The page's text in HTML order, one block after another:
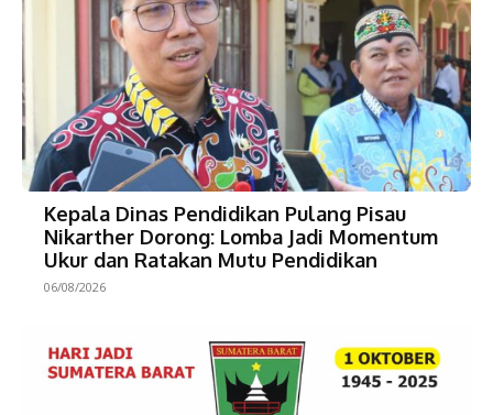
Kepala Dinas Pendidikan Pulang Pisau
Nikarther Dorong: Lomba Jadi Momentum
Ukur dan Ratakan Mutu Pendidikan
06/08/2026